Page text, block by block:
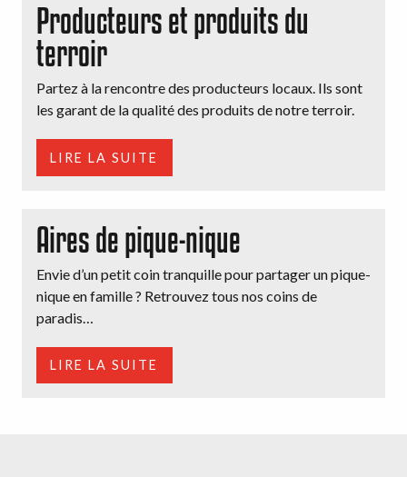
Producteurs et produits du
terroir
Partez à la rencontre des producteurs locaux. Ils sont
les garant de la qualité des produits de notre terroir.
LIRE LA SUITE
Aires de pique-nique
Envie d’un petit coin tranquille pour partager un pique-
nique en famille ? Retrouvez tous nos coins de
paradis…
LIRE LA SUITE